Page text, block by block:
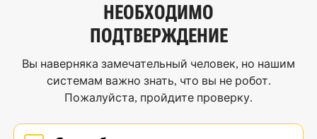
НЕОБХОДИМО
ПОДТВЕРЖДЕНИЕ
Вы наверняка замечательный человек, но нашим
системам важно знать, что вы не робот.
Пожалуйста, пройдите проверку.